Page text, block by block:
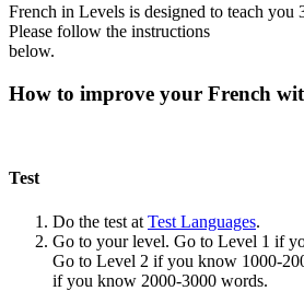
French in Levels is designed to teach you
Please follow the instructions
below.
How to improve your French
Test
Do the test at Test Languages.
Go to your level. Go to Level 1 if
Go to Level 2 if you know 1000-
if you know 2000-3000 words.